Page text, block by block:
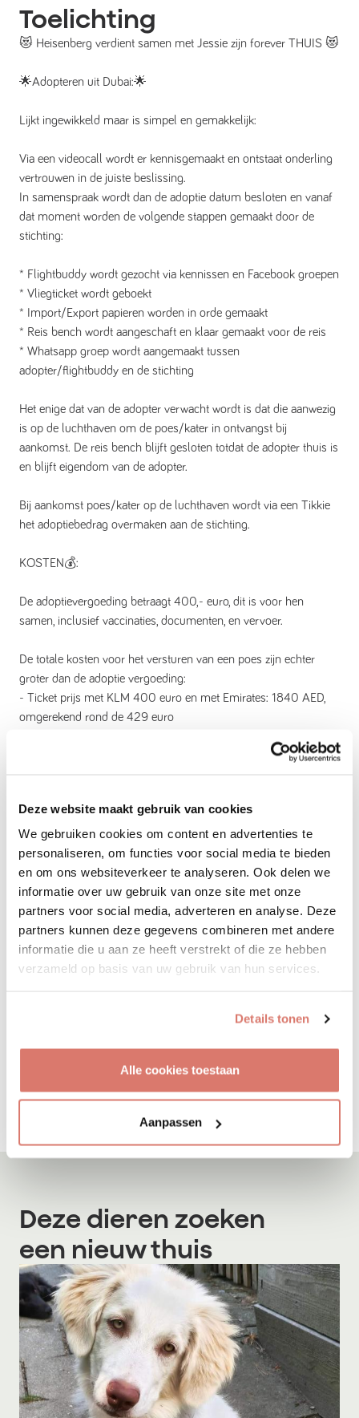
Deze website maakt gebruik van cookies
We gebruiken cookies om content en advertenties te
personaliseren, om functies voor social media te bieden
en om ons websiteverkeer te analyseren. Ook delen we
informatie over uw gebruik van onze site met onze
partners voor social media, adverteren en analyse. Deze
partners kunnen deze gegevens combineren met andere
informatie die u aan ze heeft verstrekt of die ze hebben
verzameld op basis van uw gebruik van hun services.
Details tonen
Alle cookies toestaan
Aanpassen
Toelichting
😻 Heisenberg verdient samen met Jessie zijn forever THUIS 😻
🌟Adopteren uit Dubai:🌟
Lijkt ingewikkeld maar is simpel en gemakkelijk:
Via een videocall wordt er kennisgemaakt en ontstaat onderling
vertrouwen in de juiste beslissing.
In samenspraak wordt dan de adoptie datum besloten en vanaf
dat moment worden de volgende stappen gemaakt door de
stichting:
* Flightbuddy wordt gezocht via kennissen en Facebook groepen
* Vliegticket wordt geboekt
* Import/Export papieren worden in orde gemaakt
* Reis bench wordt aangeschaft en klaar gemaakt voor de reis
* Whatsapp groep wordt aangemaakt tussen
adopter/flightbuddy en de stichting
Het enige dat van de adopter verwacht wordt is dat die aanwezig
is op de luchthaven om de poes/kater in ontvangst bij
aankomst. De reis bench blijft gesloten totdat de adopter thuis is
en blijft eigendom van de adopter.
Bij aankomst poes/kater op de luchthaven wordt via een Tikkie
het adoptiebedrag overmaken aan de stichting.
KOSTEN💰:
De adoptievergoeding betraagt 400,- euro, dit is voor hen
samen, inclusief vaccinaties, documenten, en vervoer.
De totale kosten voor het versturen van een poes zijn echter
groter dan de adoptie vergoeding:
- Ticket prijs met KLM 400 euro en met Emirates: 1840 AED,
omgerekend rond de 429 euro
- Totaal van 484-656 euro per kat.
Hierdoor zou een extra vrijwillige bijdragen of structurele donatie
aan onze stichting zeer welkom zijn.
Op die manier kunnen we al ons werk blijven voortzetten, zoals
steriliseren, verlenen medische zorg en het voeden van de
zwerfkatten in de buurt.
Profiel opslaan
Lees de adoptietips aandachtig voor je een dier
Deze dieren zoeken
een nieuw thuis